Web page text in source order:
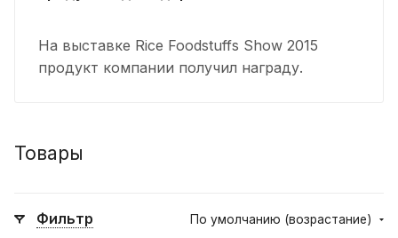
На выставке Rice Foodstuffs Show 2015
продукт компании получил награду.
Товары
Фильтр По умолчанию (возрастание)